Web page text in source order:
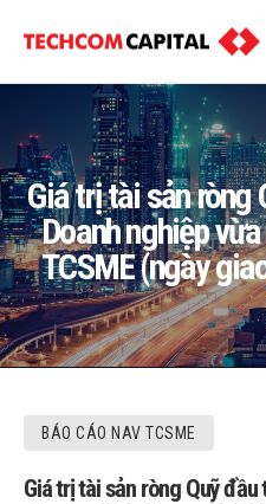
Giá trị tài sản ròng
Doanh nghiệp
TCSME (ngày
BÁO CÁO NAV TCSME
Giá trị tài sản ròng Quỹ